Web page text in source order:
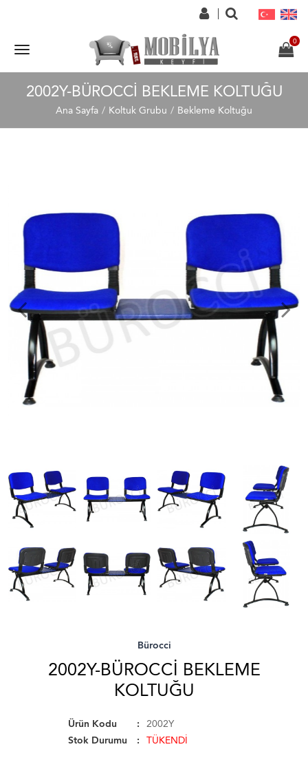
2002Y-BÜROCCI BEKLEME KOLTUĞU
Ana Sayfa Koltuk Grubu Bekleme Koltuğu
Bürocci
2002Y-BÜROCCI BEKLEME
KOLTUĞU
Ürün Kodu
2002Y
Stok Durumu
TÜKENDİ